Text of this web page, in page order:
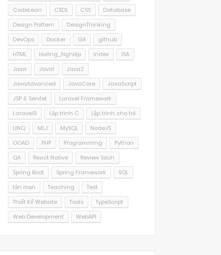
CodeLean
CSDL CSS
Database
Design Pattern
DesignThinking
DevOps
Docker Git
github
HTML
Hướng_Nghiệp Index
ISA
Java
Java1
Java2
JavaAdvanced
JavaCore
JavaScript
JSP & Servlet
Laravel Framework
Laravel9
Lập trình C
Lập trình cho trẻ
LINQ
MLJ MySQL
NodeJS
OOAD
PHP Programming
Python
QA
React Native
Review Sách
Spring Boot
Spring Framework
SQL
tản mạn
Teaching
Test
Thiết Kế Website
Tools
TypeScript
Web Development
WebAPI